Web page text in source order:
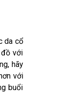
da cổ
với
hãy
với
buổi